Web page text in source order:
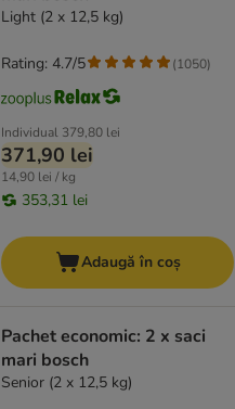
Light (2 x 12,5 kg)
Individual 379,80 lei
371,90 lei
14,90 lei / kg
353,31 lei
Rating: 4.7/5 (1050)
Adaugă în coș
Pachet economic: 2 x saci
mari bosch
Senior (2 x 12,5 kg)